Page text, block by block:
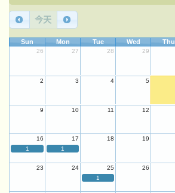
今天
Sun Mon Tue Wed Thu
26 27 28 29
2 3 4 5
9 10 11 12
16 17 18 19
1
1
23 24 25 26
1